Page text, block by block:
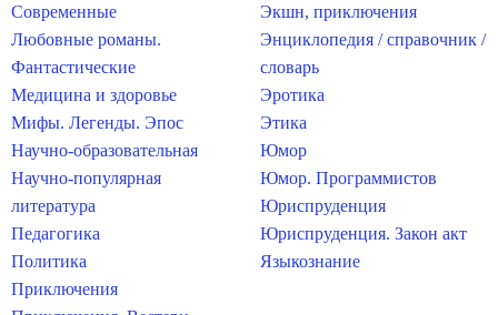
Современные
Любовные романы.
Фантастические
Медицина и здоровье
Мифы. Легенды. Эпос
Научно-образовательная
Научно-популярная
литература
Педагогика
Политика
Приключения
Экшн, приключения
Энциклопедия / справочник /
словарь
Эротика
Этика
Юмор
Юмор. Программистов
Юриспруденция
Юриспруденция. Закон акт
Языкознание